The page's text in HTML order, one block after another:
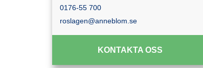
0176-55 700
roslagen@anneblom.se
KONTAKTA OSS